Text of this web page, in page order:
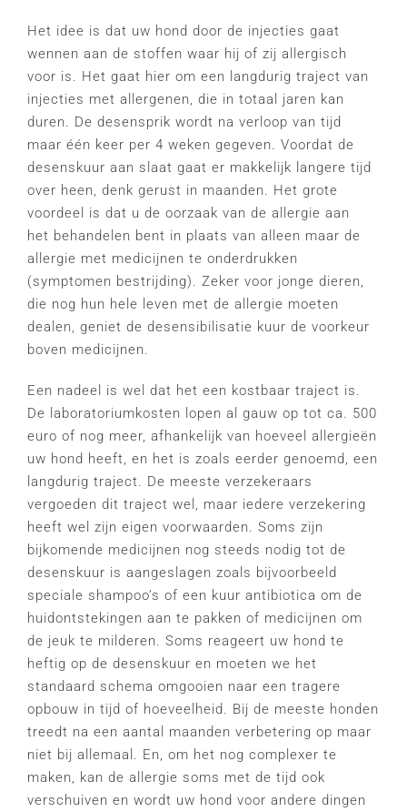
Het idee is dat uw hond door de injecties gaat
wennen aan de stoffen waar hij of zij allergisch
voor is. Het gaat hier om een langdurig traject van
injecties met allergenen, die in totaal jaren kan
duren. De desensprik wordt na verloop van tijd
maar één keer per 4 weken gegeven. Voordat de
desenskuur aan slaat gaat er makkelijk langere tijd
over heen, denk gerust in maanden. Het grote
voordeel is dat u de oorzaak van de allergie aan
het behandelen bent in plaats van alleen maar de
allergie met medicijnen te onderdrukken
(symptomen bestrijding). Zeker voor jonge dieren,
die nog hun hele leven met de allergie moeten
dealen, geniet de desensibilisatie kuur de voorkeur
boven medicijnen.
Een nadeel is wel dat het een kostbaar traject is.
De laboratoriumkosten lopen al gauw op tot ca. 500
euro of nog meer, afhankelijk van hoeveel allergieën
uw hond heeft, en het is zoals eerder genoemd, een
langdurig traject. De meeste verzekeraars
vergoeden dit traject wel, maar iedere verzekering
heeft wel zijn eigen voorwaarden. Soms zijn
bijkomende medicijnen nog steeds nodig tot de
desenskuur is aangeslagen zoals bijvoorbeeld
speciale shampoo’s of een kuur antibiotica om de
huidontstekingen aan te pakken of medicijnen om
de jeuk te milderen. Soms reageert uw hond te
heftig op de desenskuur en moeten we het
standaard schema omgooien naar een tragere
opbouw in tijd of hoeveelheid. Bij de meeste honden
treedt na een aantal maanden verbetering op maar
niet bij allemaal. En, om het nog complexer te
maken, kan de allergie soms met de tijd ook
verschuiven en wordt uw hond voor andere dingen